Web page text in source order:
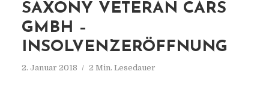
SAXONY VETERAN CARS
GMBH –
INSOLVENZERÖFFNUNG
2. Januar 2018 2 Min. Lesedauer